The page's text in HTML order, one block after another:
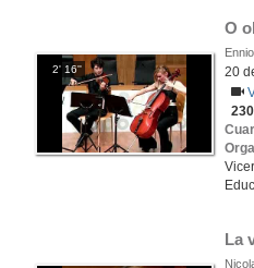
2' 16''
O
20
La